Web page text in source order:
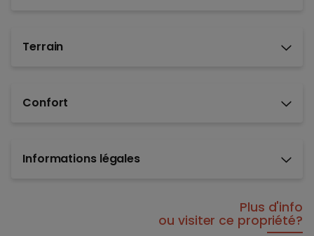
Terrain
Confort
Informations légales
Plus d'info
ou visiter ce propriété?